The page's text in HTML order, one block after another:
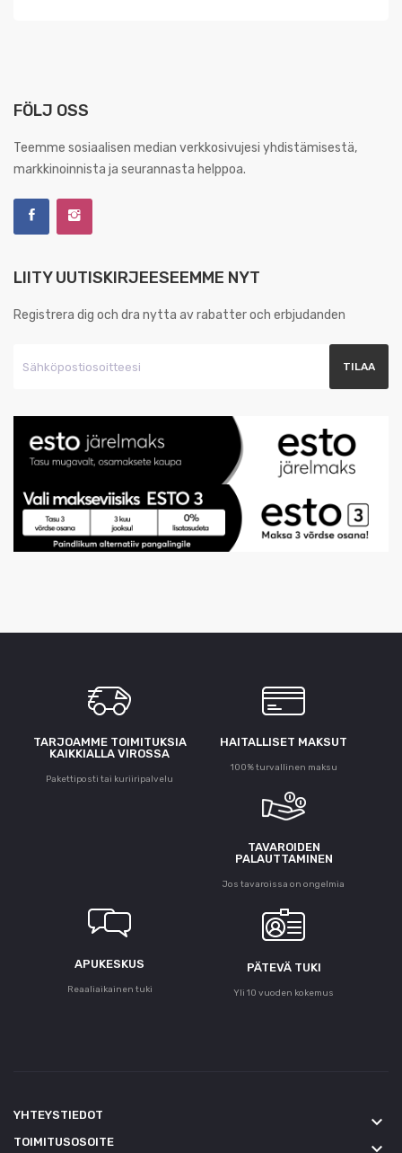
FÖLJ OSS
Teemme sosiaalisen median verkkosivujesi yhdistämisestä,
markkinoinnista ja seurannasta helppoa.
LIITY UUTISKIRJEESEEMME NYT
Registrera dig och dra nytta av rabatter och erbjudanden
TARJOAMME TOIMITUKSIA
KAIKKIALLA VIROSSA
Pakettiposti tai kuriiripalvelu
HAITALLISET MAKSUT
100% turvallinen maksu
TAVAROIDEN
PALAUTTAMINEN
Jos tavaroissa on ongelmia
APUKESKUS
Reaaliaikainen tuki
PÄTEVÄ TUKI
Yli 10 vuoden kokemus
YHTEYSTIEDOT keyboard_arrow_down
TOIMITUSOSOITE